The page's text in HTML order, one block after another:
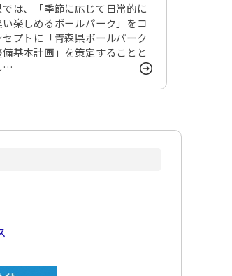
では、「季節に応じて日常的に
い楽しめるボールパーク」をコ
セプトに「青森県ボールパーク
備基本計画」を策定することと
…